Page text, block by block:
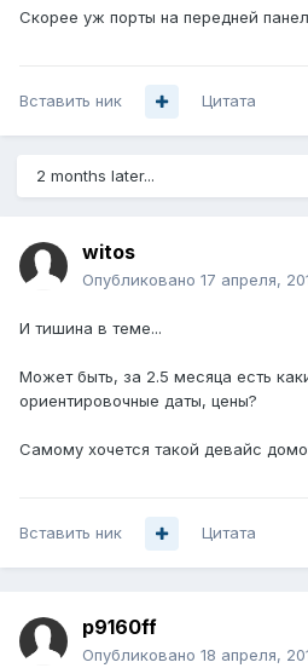
Скорее уж порты на передней
Вставить ник Цитата
2 months later...
witos
Опубликовано 17 апреля,
И тишина в теме...
Может быть, за 2.5 месяца есть
ориентировочные даты, цены?
Самому хочется такой девайс
Вставить ник Цитата
p9160ff
Опубликовано 18 апреля,